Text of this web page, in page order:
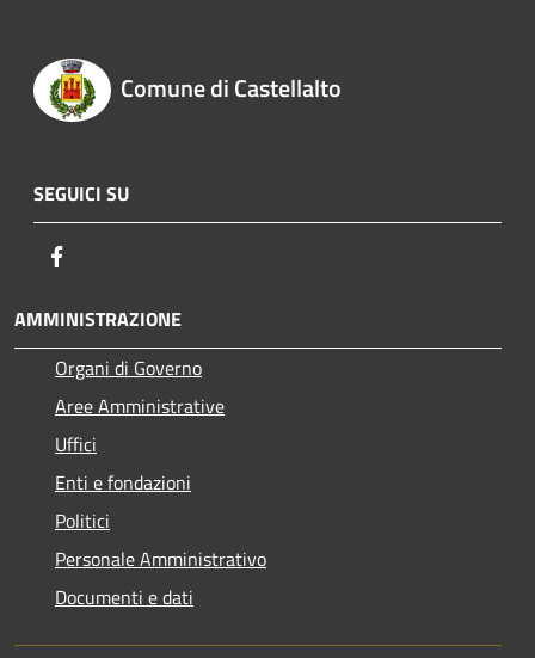
Comune di Castellalto
SEGUICI SU
AMMINISTRAZIONE
Organi di Governo
Aree Amministrative
Uffici
Enti e fondazioni
Politici
Personale Amministrativo
Documenti e dati